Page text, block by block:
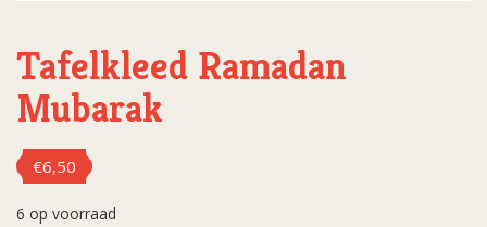
Tafelkleed Ramadan
Mubarak
€6,50
6 op voorraad